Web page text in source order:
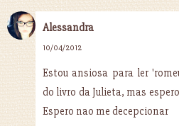
Alessandra
10/04/2012
Estou ansiosa para ler
do livro da Julieta, mas
Espero nao me decepcionar